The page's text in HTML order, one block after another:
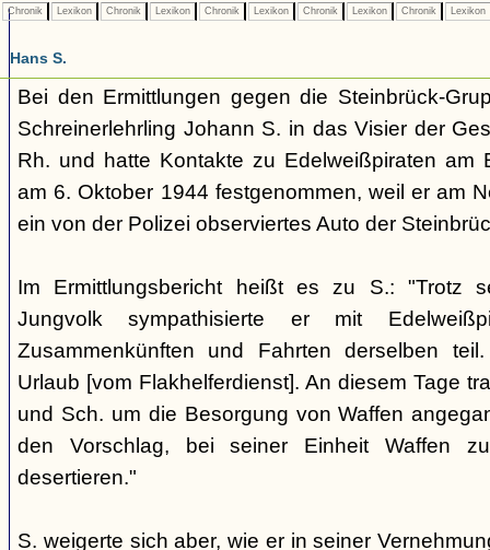
Chronik Lexikon Chronik Lexikon Chronik Lexikon Chronik Lexikon Chronik Lexikon
Hans S.
Bei den Ermittlungen gegen die Steinbrück-
Schreinerlehrling Johann S. in das Visier der
Rh. und hatte Kontakte zu Edelweißpiraten am
am 6. Oktober 1944 festgenommen, weil er am
ein von der Polizei observiertes Auto der
Im Ermittlungsbericht heißt es zu S.: "Trotz
Jungvolk sympathisierte er mit
Zusammenkünften und Fahrten derselben
Urlaub [vom Flakhelferdienst]. An diesem Tage
und Sch. um die Besorgung von Waffen
den Vorschlag, bei seiner Einheit Waffen
desertieren."
S. weigerte sich aber, wie er in seiner